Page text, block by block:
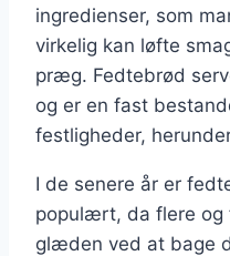
ingredienser, som
virkelig kan løfte
præg. Fedtebrød
og er en fast
festligheder,
I de senere år er
populært, da flere og
glæden ved at bage